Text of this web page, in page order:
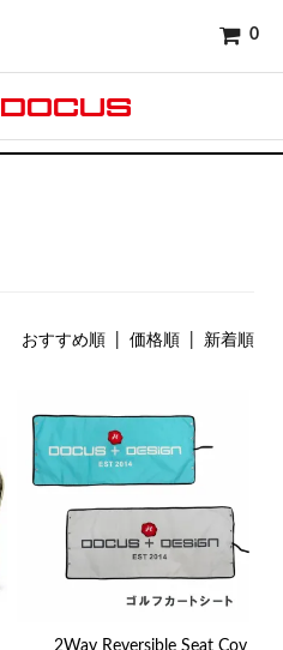
0
おすすめ順 価格順 | 新着順
2Way Reversible Seat Cov